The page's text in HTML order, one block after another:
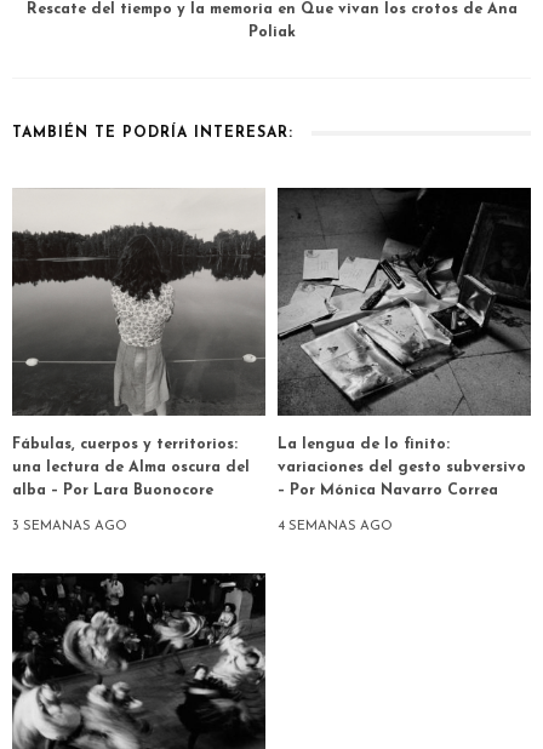
Rescate del tiempo y la memoria en Que vivan los crotos de Ana
Poliak
TAMBIÉN TE PODRÍA INTERESAR:
Fábulas, cuerpos y territorios:
una lectura de Alma oscura del
alba – Por Lara Buonocore
3 SEMANAS AGO
La lengua de lo finito:
variaciones del gesto subversivo
– Por Mónica Navarro Correa
4 SEMANAS AGO